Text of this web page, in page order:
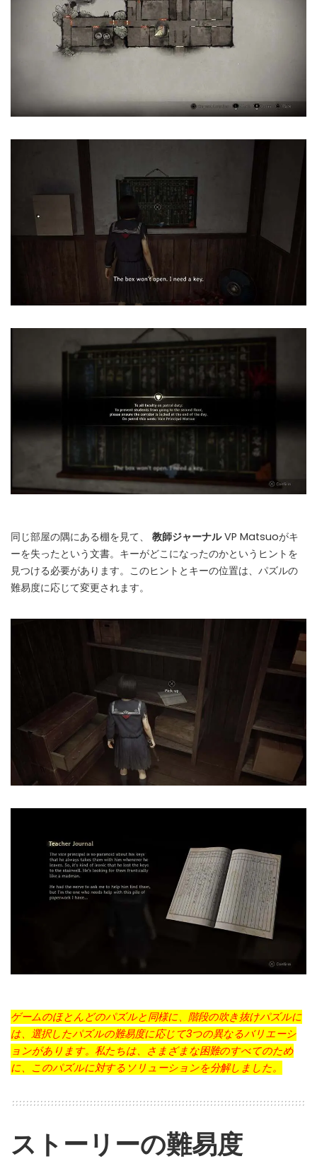
Global Community
Join gamers worldwide and get real-time alerts
同じ部屋の隅にある棚を見て、 教師ジャーナルVP Matsuoがキ
ーを失ったという文書。キーがどこになったのかというヒントを
見つける必要があります。このヒントとキーの位置は、パズルの
難易度に応じて変更されます。
ゲームのほとんどのパズルと同様に、階段の吹き抜けパズルに
は、選択したパズルの難易度に応じて3つの異なるバリエーシ
ョンがあります。私たちは、さまざまな困難のすべてのため
に、このパズルに対するソリューションを分解しました。
ストーリーの難易度